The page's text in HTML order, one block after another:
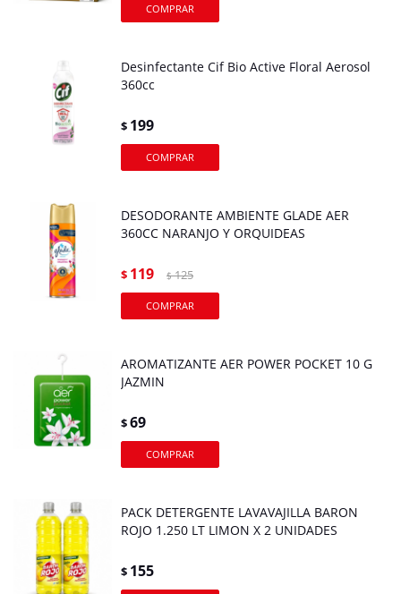
Desinfectante Cif Bio Active Floral Aerosol
360cc
$ 199
DESODORANTE AMBIENTE GLADE AER
360CC NARANJO Y ORQUIDEAS
$ 119 $ 125
AROMATIZANTE AER POWER POCKET 10 G
JAZMIN
$69
PACK DETERGENTE LAVAVAJILLA BARON
ROJO 1.250 LT LIMON X 2 UNIDADES
$ 155